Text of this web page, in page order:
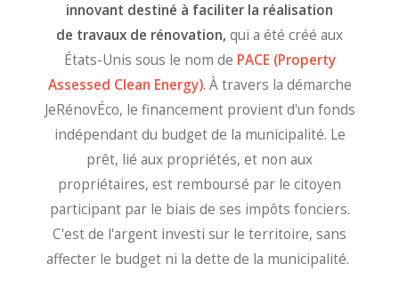
innovant destiné à faciliter la réalisation
de travaux de rénovation, qui a été créé aux
États-Unis sous le nom de PACE (Property
Assessed Clean Energy). À travers la démarche
JeRénovÉco, le financement provient d'un fonds
indépendant du budget de la municipalité. Le
prêt, lié aux propriétés, et non aux
propriétaires, est remboursé par le citoyen
participant par le biais de ses impôts fonciers.
C'est de l'argent investi sur le territoire, sans
affecter le budget ni la dette de la municipalité.